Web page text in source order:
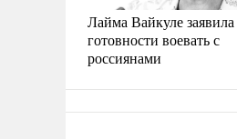
Лайма Вайкуле
готовности воевать с
россиянами